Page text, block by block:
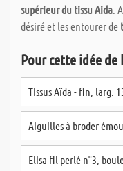
supérieur du tissu Aida.
désiré et les entourer de
Pour cette idée
Tissus Aïda - fin, larg.
Aiguilles à broder
Elisa fil perlé n°3,